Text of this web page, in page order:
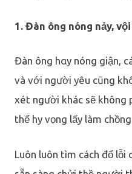
1. Đàn ông nóng nảy,
Đàn ông hαy nóng giận,
và với người yêu cũng
xét người khác sẽ không
thể hy vọng lấy làm
Luôn luôn tìm cách đổ lỗi